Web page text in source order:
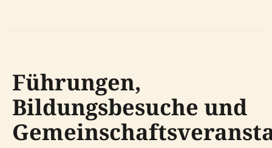
Führungen,
Bildungsbesuche und